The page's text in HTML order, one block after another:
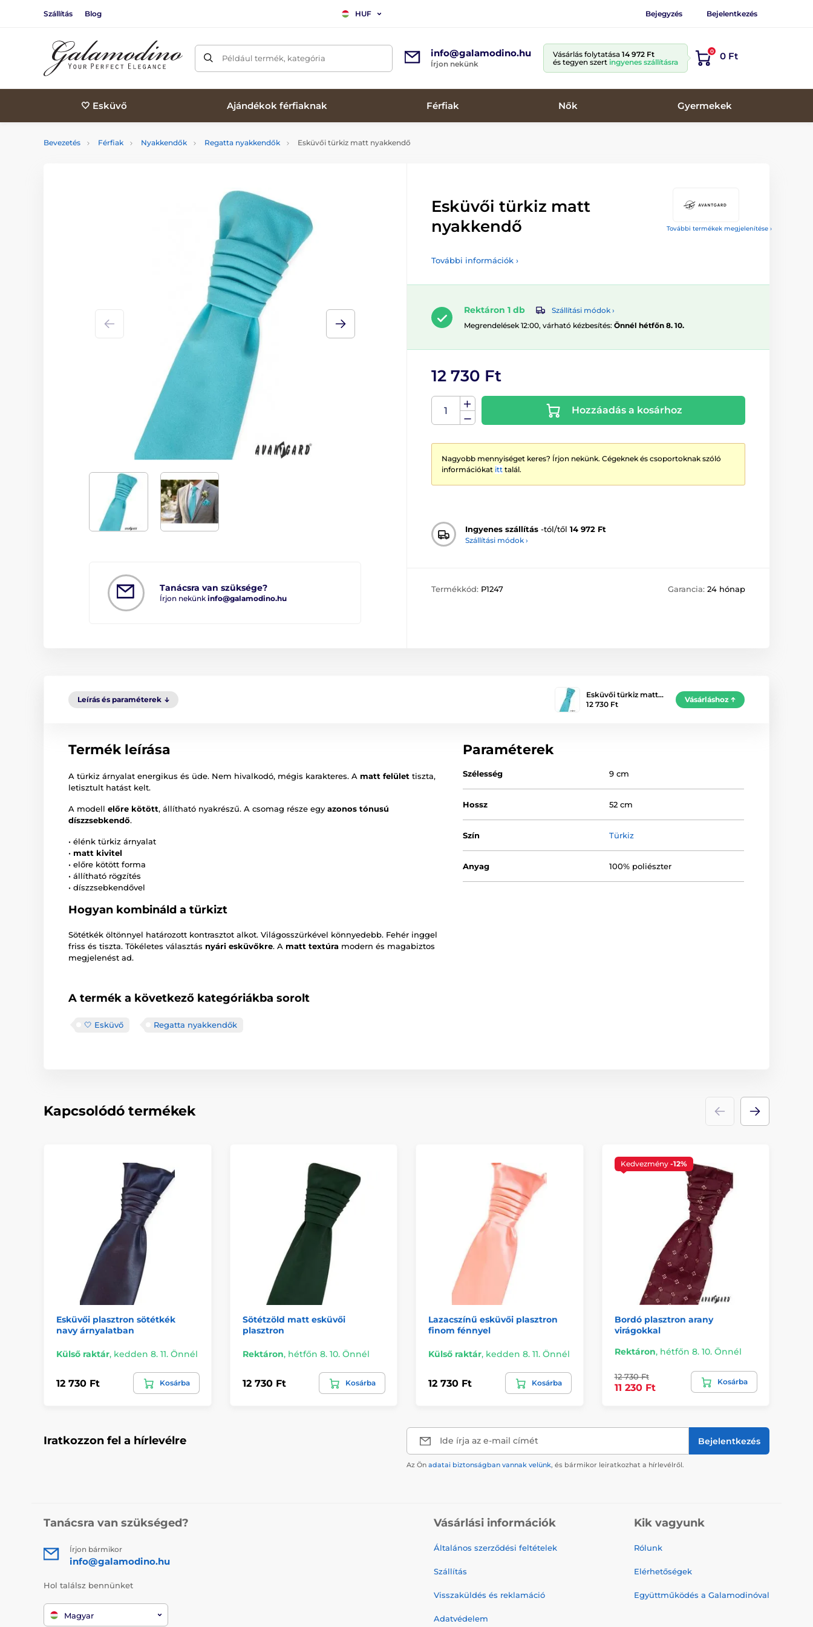
Szállítás Blog HUF Bejegyzés Bejelentkezés
Például termék, kategória info@galamodino.hu
Írjon nekünk
Vásárlás folytatása 14 972 Ft
és tegyen szert ingyenes szállításra
0 0 Ft
🤍 Esküvő Ajándékok férfiaknak Férfiak Nők Gyermekek
Bevezetés Férfiak Nyakkendők Regatta nyakkendők Esküvői türkiz matt nyakkendő
További termékek megjelenítése ›
Tanácsra van szüksége?
Írjon nekünk info@galamodino.hu
Esküvői türkiz matt
nyakkendő
További információk ›
Rektáron 1 db
Szállítási módok ›
Megrendelések 12:00, várható kézbesítés: Önnél hétfőn 8. 10.
12 730 Ft
Hozzáadás a kosárhoz
Nagyobb mennyiséget keres? Írjon nekünk. Cégeknek és csoportoknak szóló
információkat itt talál.
Ingyenes szállítás -tól/től 14 972 Ft
Szállítási módok ›
Termékkód: P1247 Garancia: 24 hónap
Leírás és paraméterek
Esküvői türkiz matt…
12 730 Ft
Vásárláshoz
Termék leírása
A türkiz árnyalat energikus és üde. Nem hivalkodó, mégis karakteres. A matt felület tiszta,
letisztult hatást kelt.
A modell előre kötött, állítható nyakrészű. A csomag része egy azonos tónusú
díszzsebkendő.
• élénk türkiz árnyalat
• matt kivitel
• előre kötött forma
• állítható rögzítés
• díszzsebkendővel
Hogyan kombináld a türkizt
Sötétkék öltönnyel határozott kontrasztot alkot. Világosszürkével könnyedebb. Fehér inggel
friss és tiszta. Tökéletes választás nyári esküvőkre. A matt textúra modern és magabiztos
megjelenést ad.
A termék a következő kategóriákba sorolt
🤍 Esküvő Regatta nyakkendők
Paraméterek
Szélesség 9 cm
Hossz 52 cm
Szín Türkiz
Anyag 100% poliészter
Kapcsolódó termékek
Esküvői plasztron sötétkék
navy árnyalatban
Külső raktár, kedden 8. 11. Önnél
12 730 Ft Kosárba
Sötétzöld matt esküvői
plasztron
Rektáron, hétfőn 8. 10. Önnél
12 730 Ft Kosárba
Lazacszínű esküvői plasztron
finom fénnyel
Külső raktár, kedden 8. 11. Önnél
12 730 Ft Kosárba
Kedvezmény -12%
Bordó plasztron arany
virágokkal
Rektáron, hétfőn 8. 10. Önnél
12 730 Ft
11 230 Ft
Kosárba
Iratkozzon fel a hírlevélre Ide írja az e-mail címét Bejelentkezés
Az Ön adatai biztonságban vannak velünk, és bármikor leiratkozhat a hírlevélről.
Tanácsra van szükséged?
Írjon bármikor
info@galamodino.hu
Hol találsz bennünket
Magyar
Vásárlási információk
Általános szerződési feltételek
Szállítás
Visszaküldés és reklamáció
Adatvédelem
Kik vagyunk
Rólunk
Elérhetőségek
Együttműködés a Galamodinóval